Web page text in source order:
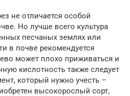
не отличается особой
Но лучше всего культура
песчаных землях или
в почве рекомендуется
может плохо приживаться и
кислотность также следует
который нужно учесть –
высокорослый сорт,